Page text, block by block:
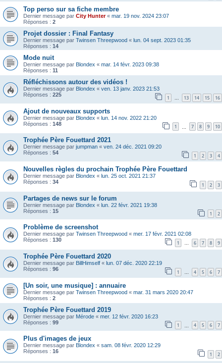
Top perso sur sa fiche membre
Dernier message par City Hunter« mar. 19 nov. 2024 23:07
Réponses : 2
Projet dossier : Final Fantasy
Dernier message par Twinsen Threepwood « lun. 04 sept. 2023 01:35
Réponses : 14
Mode nuit
Dernier message par Blondex « mar. 14 févr. 2023 09:38
Réponses : 11
Réfléchissons autour des vidéos !
Dernier message par Blondex « ven. 13 janv. 2023 21:53
Réponses : 225 1 … 13 14 15 16
Ajout de nouveaux supports
Dernier message par Blondex « lun. 14 nov. 2022 21:20
Réponses : 148 1 7 8 9 10
Trophée Père Fouettard 2021
Dernier message par jumpman « ven. 24 déc. 2021 09:20
Réponses : 54 1 2 3 4
Nouvelles règles du prochain Trophée Père Fouettard
Dernier message par Blondex « lun. 25 oct. 2021 21:37
Réponses : 34 1 2 3
Partages de news sur le forum
Dernier message par Blondex « lun. 22 févr. 2021 19:38
Réponses : 15 1 2
Problème de screenshot
Dernier message par Twinsen Threepwood « mer. 17 févr. 2021 02:08
Réponses : 130 1 … 6 7 8 9
Trophée Père Fouettard 2020
Dernier message par BillHimself « lun. 07 déc. 2020 22:19
Réponses : 96 1 … 4 5 6 7
[Un soir, une musique] : annuaire
Dernier message par Twinsen Threepwood « mar. 31 mars 2020 20:47
Réponses : 2
Trophée Père Fouettard 2019
Dernier message par Mérode « mer. 12 févr. 2020 16:23
Réponses : 99 1 4 5 6 7
Plus d'images de jeux
Dernier message par Blondex « sam. 08 févr. 2020 12:29
Réponses : 16 1 2